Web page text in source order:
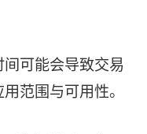
可能会导致交易
范围与可用性。